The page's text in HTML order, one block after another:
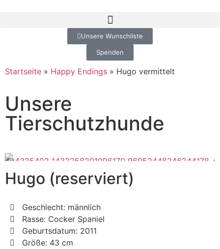
Unsere Wunschliste
Spenden
Startseite » Happy Endings » Hugo vermittelt
Unsere
Tierschutzhunde
Hugo (reserviert)
Geschlecht: männlich
Rasse: Cocker Spaniel
Geburtsdatum: 2011
Größe: 43 cm